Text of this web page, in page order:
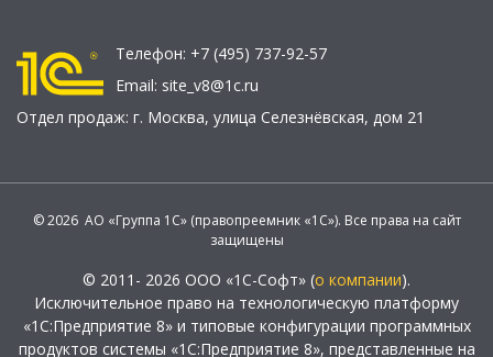
Телефон: +7 (495) 737-92-57
Email: site_v8@1c.ru
Отдел продаж: г. Москва, улица Селезнёвская, дом 21
© 2026 АО «Группа 1С» (правопреемник «1С»). Все права на сайт
защищены
© 2011- 2026 ООО «1С-Софт» (о компании).
Исключительное право на технологическую платформу
«1С:Предприятие 8» и типовые конфигурации программных
продуктов системы «1С:Предприятие 8», представленные на